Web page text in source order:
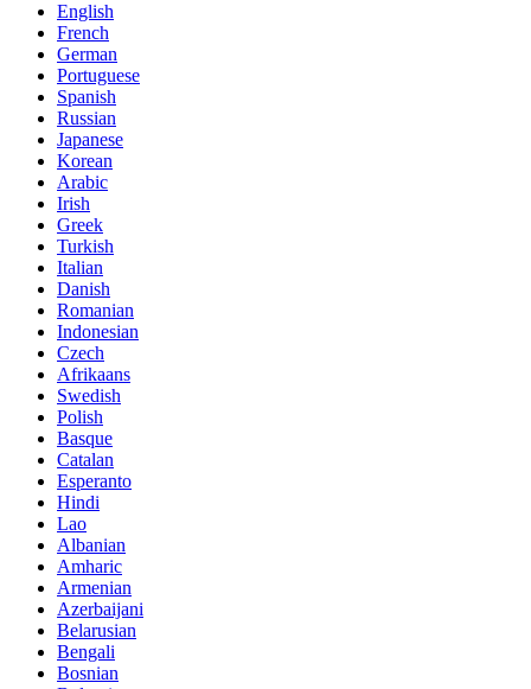
English
French
German
Portuguese
Spanish
Russian
Japanese
Korean
Arabic
Irish
Greek
Turkish
Italian
Danish
Romanian
Indonesian
Czech
Afrikaans
Swedish
Polish
Basque
Catalan
Esperanto
Hindi
Lao
Albanian
Amharic
Armenian
Azerbaijani
Belarusian
Bengali
Bosnian